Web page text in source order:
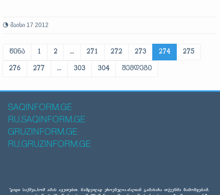
მაისი 17 2012
წინა 1 2 ... 271 272 273 274 275
276 277 ... 303 304 შემდეგი
SAQINFORM.GE
RU.SAQINFORM.GE
GRUZINFORM.GE
RU.GRUZINFORM.GE